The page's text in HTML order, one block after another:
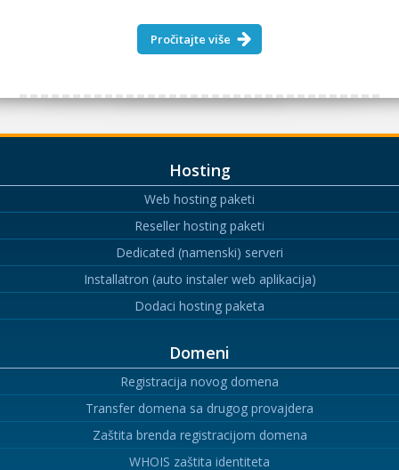
Pročitajte više
Hosting
Web hosting paketi
Reseller hosting paketi
Dedicated (namenski) serveri
Installatron (auto instaler web aplikacija)
Dodaci hosting paketa
Domeni
Registracija novog domena
Transfer domena sa drugog provajdera
Zaštita brenda registracijom domena
WHOIS zaštita identiteta